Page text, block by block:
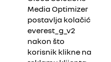
Media Optimizer
postavlja kolačić
everest_g_v2
nakon što
korisnik klikne na